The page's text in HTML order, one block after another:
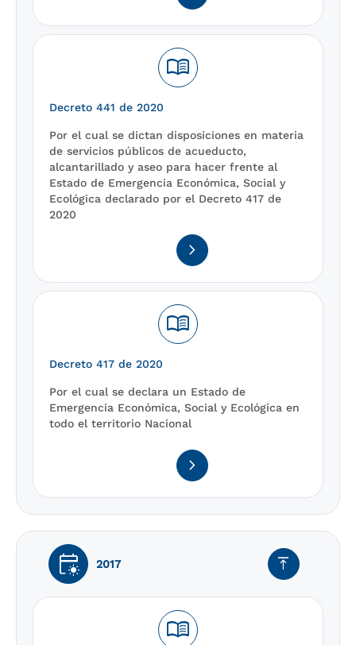
menu_book
Decreto 441 de 2020
Por el cual se dictan disposiciones en materia
de servicios públicos de acueducto,
alcantarillado y aseo para hacer frente al
Estado de Emergencia Económica, Social y
Ecológica declarado por el Decreto 417 de
2020
navigate_next
menu_book
Decreto 417 de 2020
Por el cual se declara un Estado de
Emergencia Económica, Social y Ecológica en
todo el territorio Nacional
navigate_next
early_on 2017 vertical_align_top
menu_book